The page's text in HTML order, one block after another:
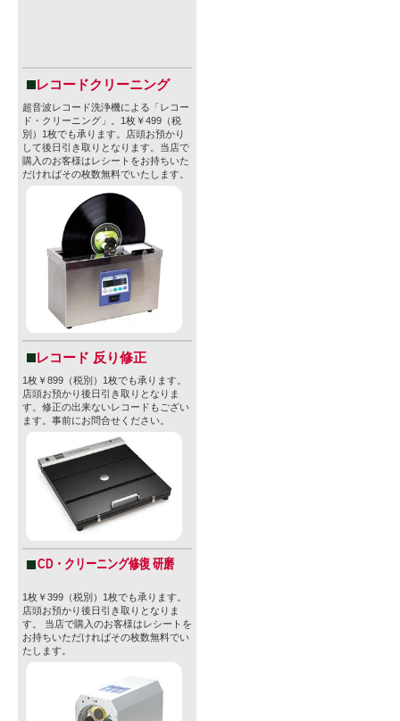
レコードクリーニング
超音波レコード洗浄機による「レコー
ド・クリーニング」。1枚￥499（税
別）1枚でも承ります。店頭お預かり
して後日引き取りとなります。当店で
購入のお客様はレシートをお持ちいた
だければその枚数無料でいたします。
レコード 反り修正
1枚￥899（税別）1枚でも承ります。
店頭お預かり後日引き取りとなりま
す。修正の出来ないレコードもござい
ます。事前にお問合せください。
CD・クリーニング修復 研磨
1枚￥399（税別）1枚でも承ります。
店頭お預かり後日引き取りとなりま
す。 当店で購入のお客様はレシートを
お持ちいただければその枚数無料でい
たします。